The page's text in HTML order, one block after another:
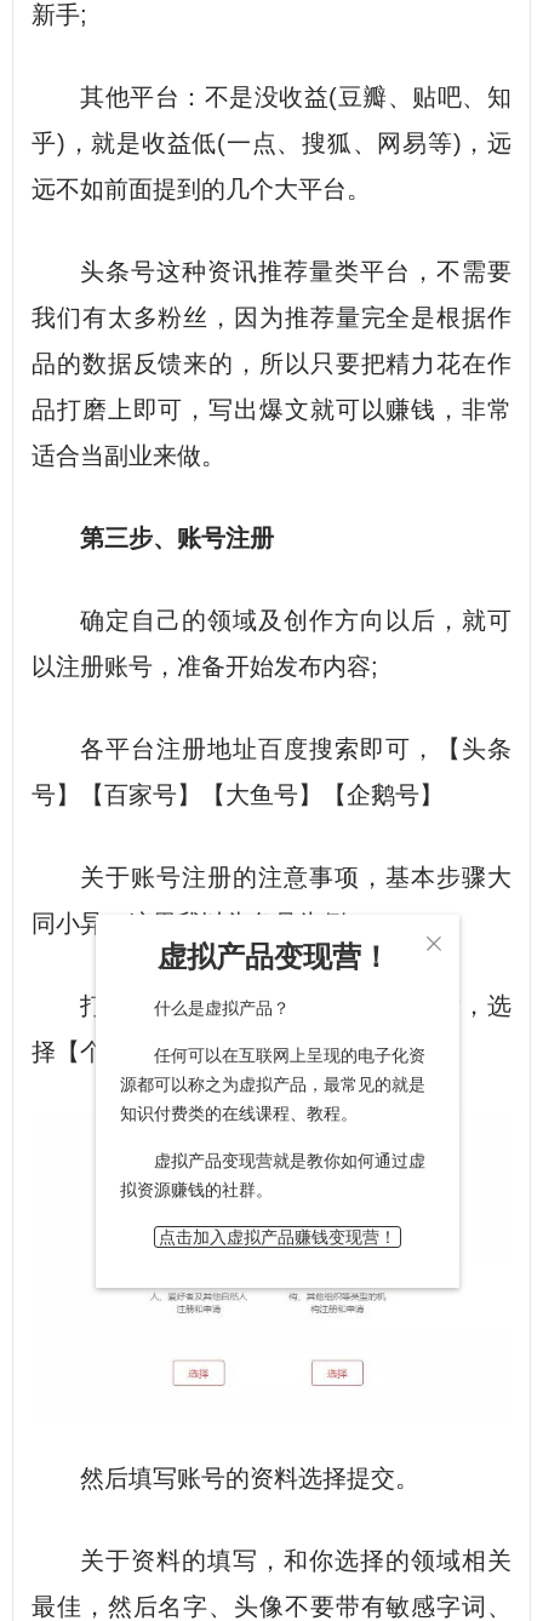
新手;
其他平台：不是没收益(豆瓣、贴吧、知
乎)，就是收益低(一点、搜狐、网易等)，远
远不如前面提到的几个大平台。
头条号这种资讯推荐量类平台，不需要
我们有太多粉丝，因为推荐量完全是根据作
品的数据反馈来的，所以只要把精力花在作
品打磨上即可，写出爆文就可以赚钱，非常
适合当副业来做。
第三步、账号注册
确定自己的领域及创作方向以后，就可
以注册账号，准备开始发布内容;
各平台注册地址百度搜索即可，【头条
号】【百家号】【大鱼号】【企鹅号】
关于账号注册的注意事项，基本步骤大
同小异，这里我以头条号为例：
打开头条号的官网，注册登录以后，选
择【个人】;
然后填写账号的资料选择提交。
关于资料的填写，和你选择的领域相关
最佳，然后名字、头像不要带有敏感字词、

虚拟产品变现营！
什么是虚拟产品？
任何可以在互联网上呈现的电子化资
源都可以称之为虚拟产品，最常见的就是
知识付费类的在线课程、教程。
虚拟产品变现营就是教你如何通过虚
拟资源赚钱的社群。
点击加入虚拟产品赚钱变现营！